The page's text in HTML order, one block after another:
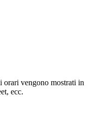
orari vengono mostrati in
, ecc.